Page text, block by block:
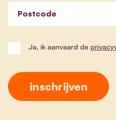
Postcode
Ja, ik aanvaard de